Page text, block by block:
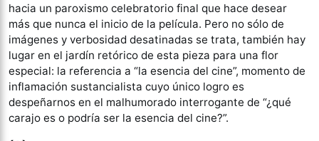
hacia un paroxismo celebratorio final que hace desear
más que nunca el inicio de la película. Pero no sólo de
imágenes y verbosidad desatinadas se trata, también hay
lugar en el jardín retórico de esta pieza para una flor
especial: la referencia a “la esencia del cine”, momento de
inflamación sustancialista cuyo único logro es
despeñarnos en el malhumorado interrogante de “¿qué
carajo es o podría ser la esencia del cine?”.